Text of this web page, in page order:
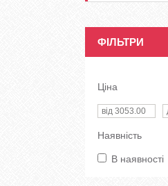
ФІЛЬТРИ
Ціна
Наявність
В наявності